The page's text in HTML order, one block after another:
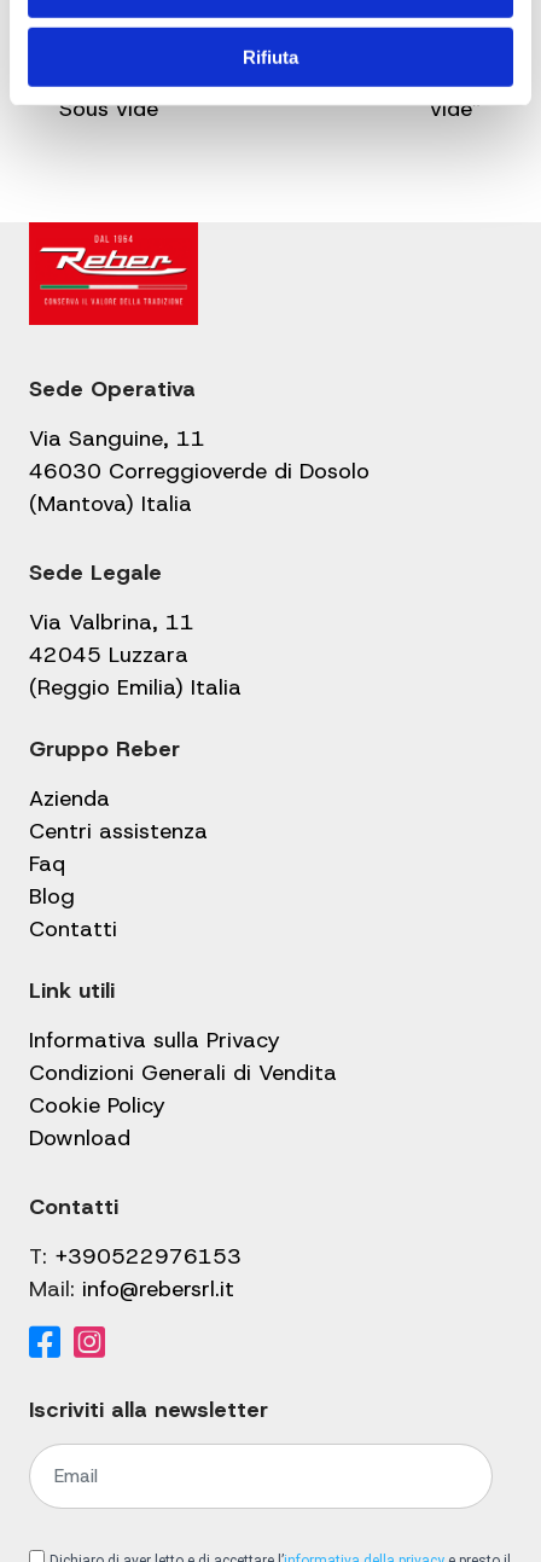
Rifiuta
Leggi anche
Navigazione
articoli
Sous vide
vide”
Sede Operativa
Via Sanguine, 11
46030 Correggioverde di Dosolo
(Mantova) Italia
Sede Legale
Via Valbrina, 11
42045 Luzzara
(Reggio Emilia) Italia
Gruppo Reber
Azienda
Centri assistenza
Faq
Blog
Contatti
Link utili
Informativa sulla Privacy
Condizioni Generali di Vendita
Cookie Policy
Download
Contatti
T: +390522976153
Mail: info@rebersrl.it
Iscriviti alla newsletter